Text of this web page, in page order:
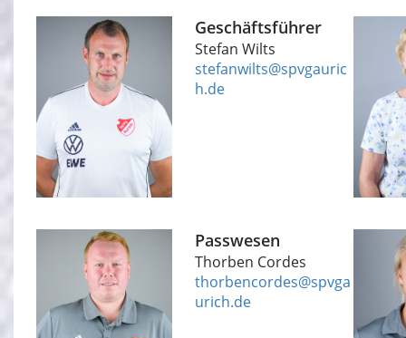
Geschäftsführer
Stefan Wilts
stefanwilts@spvgauric
h.de
Passwesen
Thorben Cordes
thorbencordes@spvga
urich.de